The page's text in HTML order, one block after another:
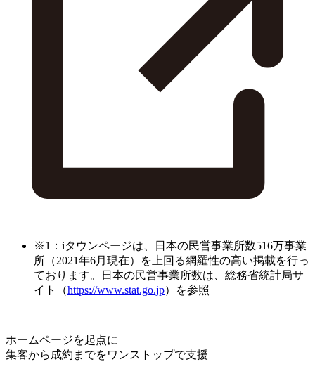
※1：iタウンページは、日本の民営事業所数516万事業
所（2021年6月現在）を上回る網羅性の高い掲載を行っ
ております。日本の民営事業所数は、総務省統計局サ
イト（https://www.stat.go.jp）を参照
ホームページを起点に
集客から成約までをワンストップで支援